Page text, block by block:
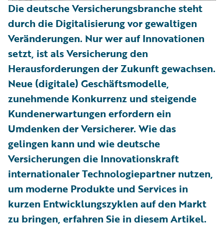
Die deutsche Versicherungsbranche steht
durch die Digitalisierung vor gewaltigen
Veränderungen. Nur wer auf Innovationen
setzt, ist als Versicherung den
Herausforderungen der Zukunft gewachsen.
Neue (digitale) Geschäftsmodelle,
zunehmende Konkurrenz und steigende
Kundenerwartungen erfordern ein
Umdenken der Versicherer. Wie das
gelingen kann und wie deutsche
Versicherungen die Innovationskraft
internationaler Technologiepartner nutzen,
um moderne Produkte und Services in
kurzen Entwicklungszyklen auf den Markt
zu bringen, erfahren Sie in diesem Artikel.